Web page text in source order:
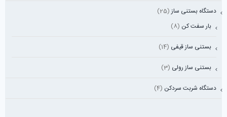
دستگاه بستنی ساز (25)
بار سفت کن (8)
بستنی ساز قیفی (14)
بستنی ساز رولی (3)
دستگاه شربت سردکن (4)